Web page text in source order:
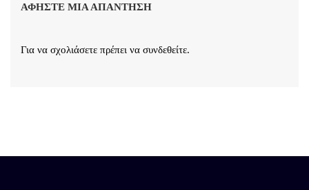
ΑΦΉΣΤΕ ΜΙΑ ΑΠΆΝΤΗΣΗ
Για να σχολιάσετε πρέπει να συνδεθείτε.